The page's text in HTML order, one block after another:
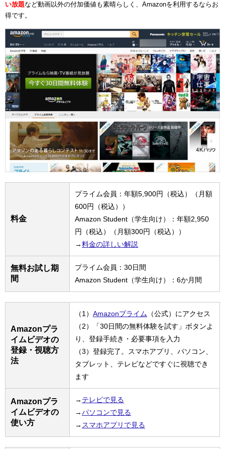
い放題など動画以外の付加価値も素晴らしく、Amazonを利用するならお
得です。
料金
プライム会員：年額5,900円（税込）（月額
600円（税込））
Amazon Student（学生向け）：年額2,950
円（税込）（月額300円（税込））
→料金の詳しい解説
無料お試し期
間
プライム会員：30日間
Amazon Student（学生向け）：6か月間
Amazonプラ
イムビデオの
登録・視聴方
法
（1） Amazonプライム （公式）にアクセス
（2）「30日間の無料体験を試す」ボタンよ
り、登録手続き・必要事項を入力
（3）登録完了。スマホアプリ、パソコン、
タブレット、テレビなどですぐに視聴でき
ます
Amazonプラ
イムビデオの
使い方
→ テレビで見る
→パソコンで見る
→ スマホアプリで見る